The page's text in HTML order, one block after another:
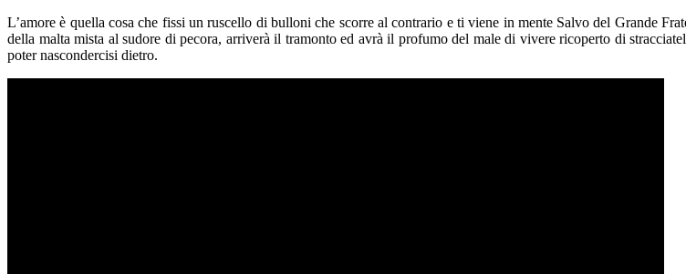
L’amore è quella cosa che fissi un ruscello di bulloni che scorre al contrario e ti viene in mente Salvo del Grande
della malta mista al sudore di pecora, arriverà il tramonto ed avrà il profumo del male di vivere ricoperto di
poter nascondercisi dietro.